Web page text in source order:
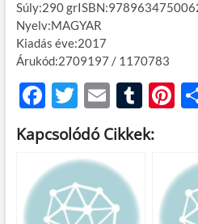
Súly:290
Nyelv:MAGYAR
Kiadás éve:2017
Árukód:2709197 / 1170783
F
ac
e
b
o
T
w
itt
er
E
m
ail
T
u
m
Pi
Kapcsolódó Cikkek: